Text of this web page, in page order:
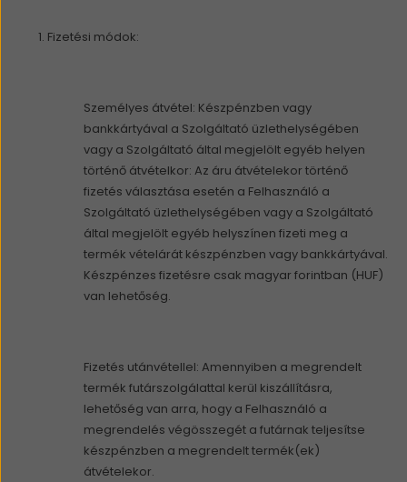
Fizetési módok:
Személyes átvétel: Készpénzben vagy
bankkártyával a Szolgáltató üzlethelységében
vagy a Szolgáltató által megjelölt egyéb helyen
történő átvételkor: Az áru átvételekor történő
fizetés választása esetén a Felhasználó a
Szolgáltató üzlethelységében vagy a Szolgáltató
által megjelölt egyéb helyszínen fizeti meg a
termék vételárát készpénzben vagy bankkártyával.
Készpénzes fizetésre csak magyar forintban (HUF)
van lehetőség.
Fizetés utánvétellel: Amennyiben a megrendelt
termék futárszolgálattal kerül kiszállításra,
lehetőség van arra, hogy a Felhasználó a
megrendelés végösszegét a futárnak teljesítse
készpénzben a megrendelt termék(ek)
átvételekor.